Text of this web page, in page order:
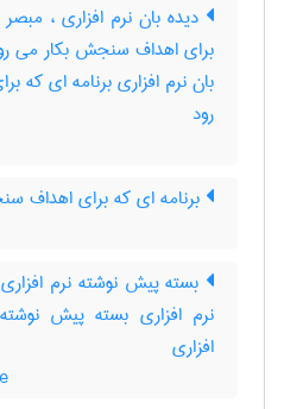
دیده بان نرم افزاری ،
برای اهداف سنجش بکار می
بان نرم افزاری برنامه ای
رود
برنامه ای که برای اهداف
بسته پیش نوشته نرم
نرم افزاری بسته پیش
افزاری